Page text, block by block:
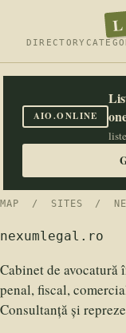
L
DIRECTORY
AIO.ONLINE
MAP / SITES /
nexumlegal.ro
Cabinet de
penal, fiscal,
Consultanță și